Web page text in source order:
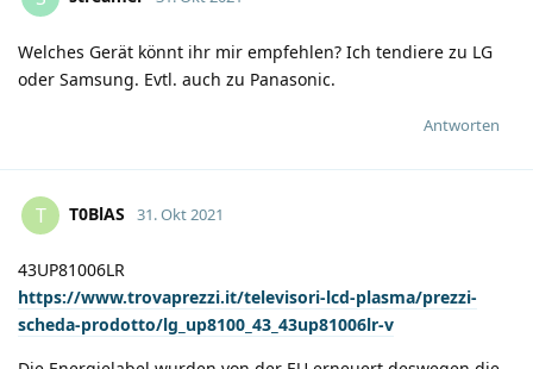
Welches Gerät könnt ihr mir empfehlen? Ich tendiere zu LG
oder Samsung. Evtl. auch zu Panasonic.
Antworten
T T0BlAS 31. Okt 2021
43UP81006LR
https://www.trovaprezzi.it/televisori-lcd-plasma/prezzi-
scheda-prodotto/lg_up8100_43_43up81006lr-v